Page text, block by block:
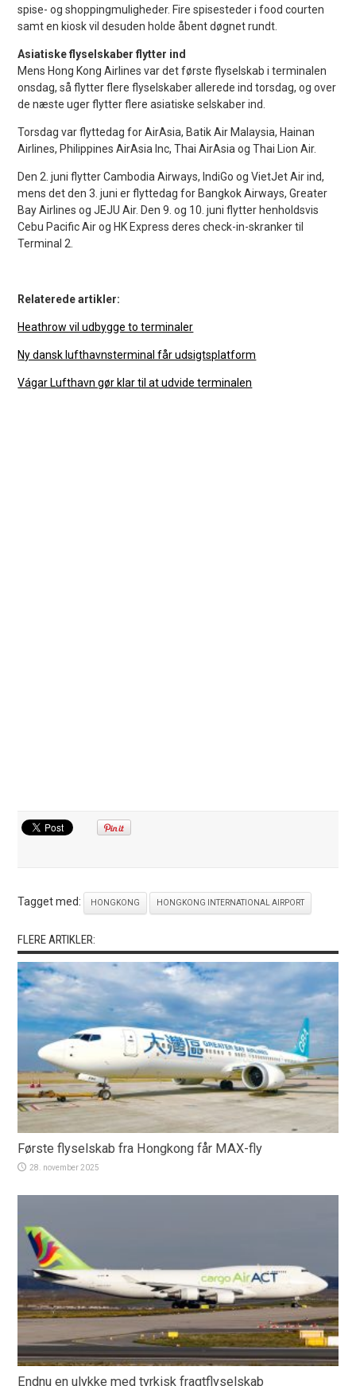
spise- og shoppingmuligheder. Fire spisesteder i food courten
samt en kiosk vil desuden holde åbent døgnet rundt.
Asiatiske flyselskaber flytter ind
Mens Hong Kong Airlines var det første flyselskab i terminalen
onsdag, så flytter flere flyselskaber allerede ind torsdag, og over
de næste uger flytter flere asiatiske selskaber ind.
Torsdag var flyttedag for AirAsia, Batik Air Malaysia, Hainan
Airlines, Philippines AirAsia Inc, Thai AirAsia og Thai Lion Air.
Den 2. juni flytter Cambodia Airways, IndiGo og VietJet Air ind,
mens det den 3. juni er flyttedag for Bangkok Airways, Greater
Bay Airlines og JEJU Air. Den 9. og 10. juni flytter henholdsvis
Cebu Pacific Air og HK Express deres check-in-skranker til
Terminal 2.
Relaterede artikler:
Heathrow vil udbygge to terminaler
Ny dansk lufthavnsterminal får udsigtsplatform
Vágar Lufthavn gør klar til at udvide terminalen
Tagget med: HONGKONG HONGKONG INTERNATIONAL AIRPORT
FLERE ARTIKLER:
Første flyselskab fra Hongkong får MAX-fly
28. november 2025
Endnu en ulykke med tyrkisk fragtflyselskab